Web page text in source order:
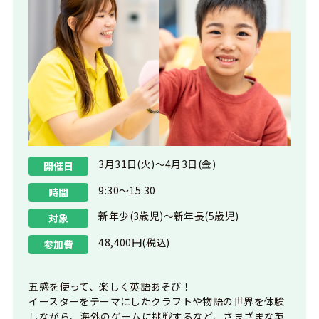
開催日
3月31日(火)〜4月3日(金)
時間
9:30〜15:30
対象
新年少(3歳児)〜新年長(5歳児)
参加費
48,400円(税込)
五感を使って、楽しく英語あそび！
イースターをテーマにしたクラフトや物語の世界を体験
しながら、海外のゲームに挑戦するなど、さまざまな英